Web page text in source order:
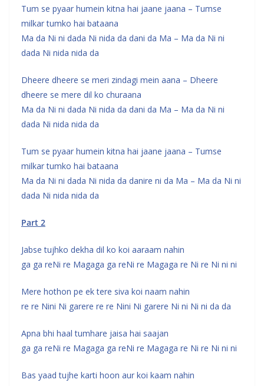
Tum se pyaar humein kitna hai jaane jaana – Tumse
milkar tumko hai bataana
Ma da Ni ni dada Ni nida da dani da Ma – Ma da Ni ni
dada Ni nida nida da
Dheere dheere se meri zindagi mein aana – Dheere
dheere se mere dil ko churaana
Ma da Ni ni dada Ni nida da dani da Ma – Ma da Ni ni
dada Ni nida nida da
Tum se pyaar humein kitna hai jaane jaana – Tumse
milkar tumko hai bataana
Ma da Ni ni dada Ni nida da danire ni da Ma – Ma da Ni ni
dada Ni nida nida da
Part 2
Jabse tujhko dekha dil ko koi aaraam nahin
ga ga reNi re Magaga ga reNi re Magaga re Ni re Ni ni ni
Mere hothon pe ek tere siva koi naam nahin
re re Nini Ni garere re re Nini Ni garere Ni ni Ni ni da da
Apna bhi haal tumhare jaisa hai saajan
ga ga reNi re Magaga ga reNi re Magaga re Ni re Ni ni ni
Bas yaad tujhe karti hoon aur koi kaam nahin